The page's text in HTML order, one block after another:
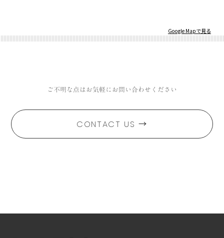
Google Mapで見る
ご不明な点はお気軽にお問い合わせください
CONTACT US→